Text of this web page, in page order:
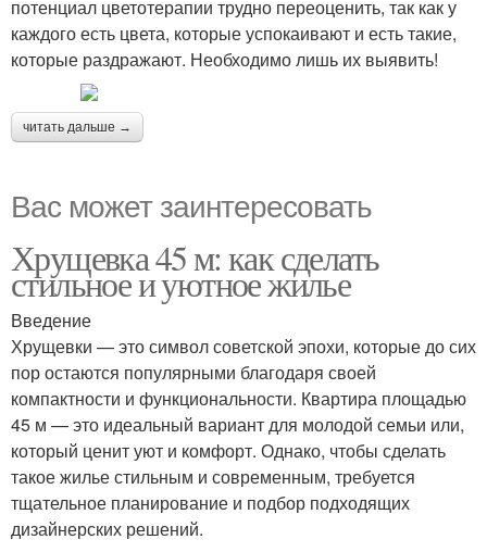
потенциал цветотерапии трудно переоценить, так как у
каждого есть цвета, которые успокаивают и есть такие,
которые раздражают. Необходимо лишь их выявить!
читать дальше →
Вас может заинтересовать
Хрущевка 45 м: как сделать
стильное и уютное жилье
Введение
Хрущевки — это символ советской эпохи, которые до сих
пор остаются популярными благодаря своей
компактности и функциональности. Квартира площадью
45 м — это идеальный вариант для молодой семьи или,
который ценит уют и комфорт. Однако, чтобы сделать
такое жилье стильным и современным, требуется
тщательное планирование и подбор подходящих
дизайнерских решений.